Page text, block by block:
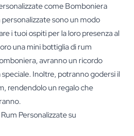
come Bomboniera
sono un modo
i tuoi ospiti per la loro presenza al
una mini bottiglia di rum
avranno un ricordo
Inoltre, potranno godersi il
rendendolo un regalo che
Personalizzate su